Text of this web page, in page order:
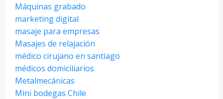
Máquinas grabado
marketing digital
masaje para empresas
Masajes de relajación
médico cirujano en santiago
médicos domiciliarios
Metalmecánicas
Mini bodegas Chile